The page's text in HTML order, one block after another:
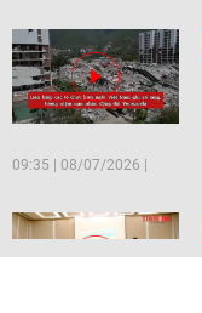
09:35 08/07/2026